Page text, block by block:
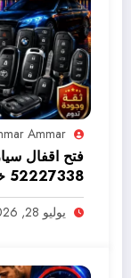
Ammar
فتح اقفال
98577474
يوليو 28, 2026